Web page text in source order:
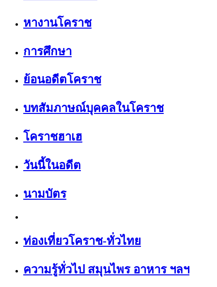
หางานโคราช
การศึกษา
ย้อนอดีตโคราช
บทสัมภาษณ์บุคคลในโคราช
โคราชฮาเฮ
วันนี้ในอดีต
นามบัตร
ท่องเที่ยวโคราช-ทั่วไทย
ความรู้ทั่วไป สมุนไพร อาหาร ฯลฯ